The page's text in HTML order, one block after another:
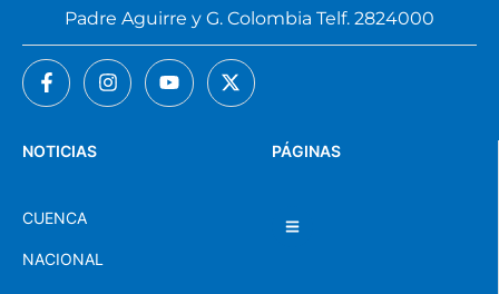
PÁGINAS
NOTICIAS
CUENCA
NACIONAL
Padre Aguirre y G. Colombia Telf. 2824000